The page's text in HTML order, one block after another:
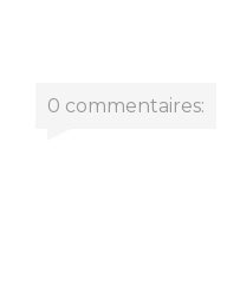
0 commentaires: